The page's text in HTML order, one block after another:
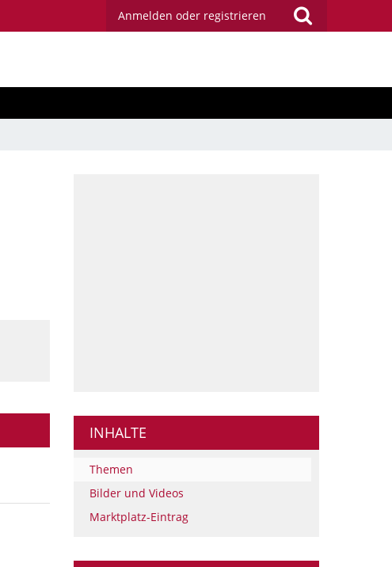
Anmelden oder registrieren
INHALTE
Themen
Bilder und Videos
Marktplatz-Eintrag